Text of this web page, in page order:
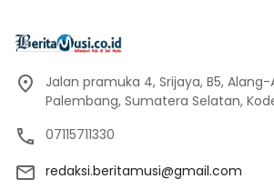
Jalan pramuka 4, Srijaya, B5,
Palembang, Sumatera Selatan,
07115711330
redaksi.beritamusi@gmail.com